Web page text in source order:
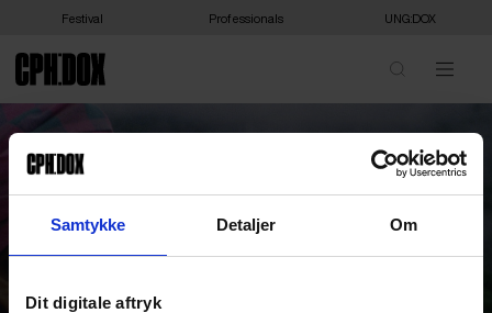
Samtykke Detaljer Om
Dit digitale aftryk
Festival Professionals UNG:DOX